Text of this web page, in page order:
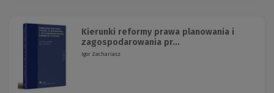
Kierunki reformy prawa planowania i
zagospodarowania pr...
Igor Zachariasz